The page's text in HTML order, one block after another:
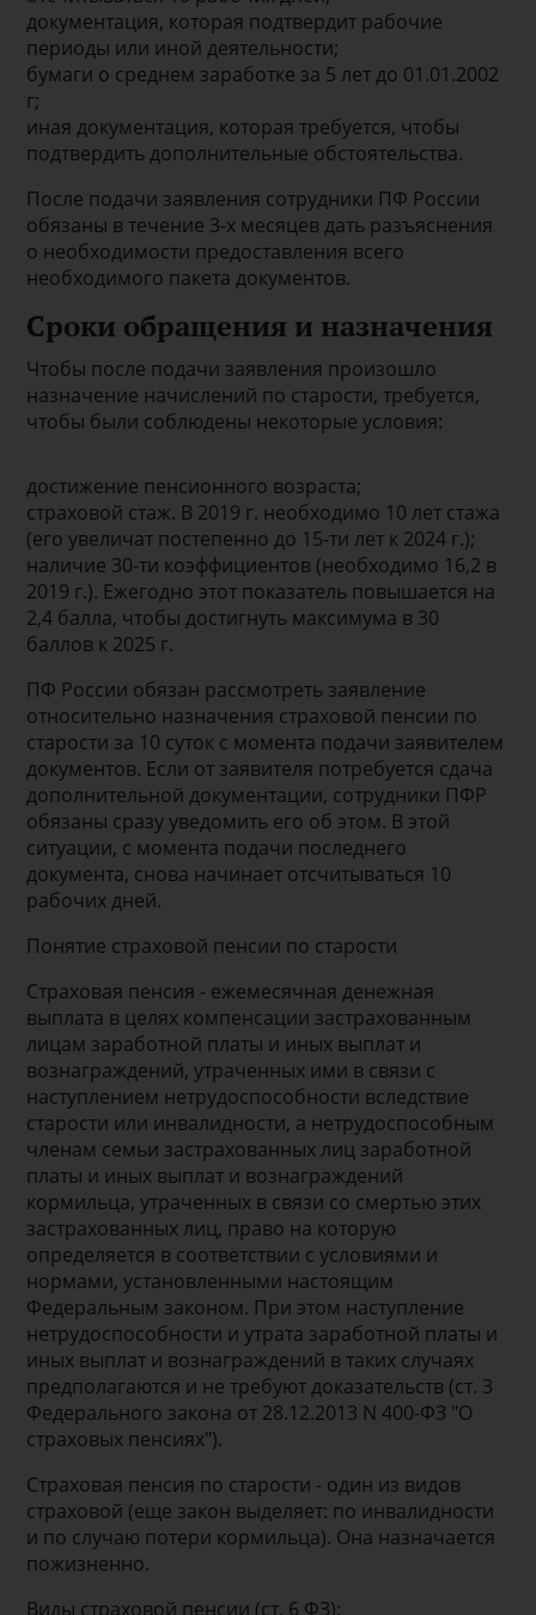
документация, которая подтвердит рабочие
периоды или иной деятельности;
бумаги о среднем заработке за 5 лет до 01.01.2002
г;
иная документация, которая требуется, чтобы
подтвердить дополнительные обстоятельства.
После подачи заявления сотрудники ПФ России
обязаны в течение 3-х месяцев дать разъяснения
о необходимости предоставления всего
необходимого пакета документов.
Сроки обращения и назначения
Чтобы после подачи заявления произошло
назначение начислений по старости, требуется,
чтобы были соблюдены некоторые условия:
достижение пенсионного возраста;
страховой стаж. В 2019 г. необходимо 10 лет стажа
(его увеличат постепенно до 15-ти лет к 2024 г.);
наличие 30-ти коэффициентов (необходимо 16,2 в
2019 г.). Ежегодно этот показатель повышается на
2,4 балла, чтобы достигнуть максимума в 30
баллов к 2025 г.
ПФ России обязан рассмотреть заявление
относительно назначения страховой пенсии по
старости за 10 суток с момента подачи заявителем
документов. Если от заявителя потребуется сдача
дополнительной документации, сотрудники ПФР
обязаны сразу уведомить его об этом. В этой
ситуации, с момента подачи последнего
документа, снова начинает отсчитываться 10
рабочих дней.
Понятие страховой пенсии по старости
Страховая пенсия - ежемесячная денежная
выплата в целях компенсации застрахованным
лицам заработной платы и иных выплат и
вознаграждений, утраченных ими в связи с
наступлением нетрудоспособности вследствие
старости или инвалидности, а нетрудоспособным
членам семьи застрахованных лиц заработной
платы и иных выплат и вознаграждений
кормильца, утраченных в связи со смертью этих
застрахованных лиц, право на которую
определяется в соответствии с условиями и
нормами, установленными настоящим
Федеральным законом. При этом наступление
нетрудоспособности и утрата заработной платы и
иных выплат и вознаграждений в таких случаях
предполагаются и не требуют доказательств (ст. 3
Федерального закона от 28.12.2013 N 400-ФЗ "О
страховых пенсиях").
Страховая пенсия по старости - один из видов
страховой (еще закон выделяет: по инвалидности
и по случаю потери кормильца). Она назначается
пожизненно.
Виды страховой пенсии (ст. 6 ФЗ):